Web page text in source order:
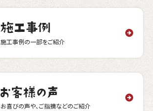
施工事例の一部をご紹介
お喜びの声や、ご指摘などのご紹介